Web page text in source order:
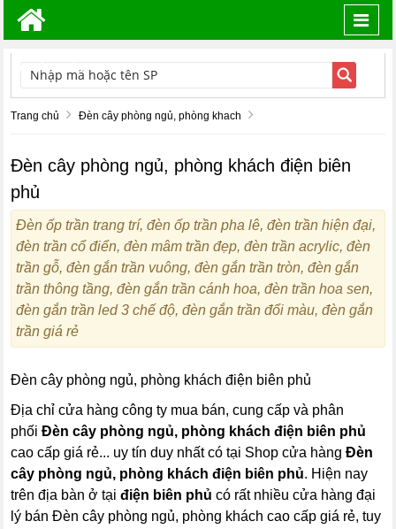
TÌM KIẾM
Trang chủ Đèn cây phòng ngủ, phòng khach
Đèn cây phòng ngủ, phòng khách điện biên
phủ
Đèn ốp trần trang trí, đèn ốp trần pha lê, đèn trần hiện đại,
đèn trần cổ điển, đèn mâm trần đẹp, đèn trần acrylic, đèn
trần gỗ, đèn gắn trần vuông, đèn gắn trần tròn, đèn gắn
trần thông tầng, đèn gắn trần cánh hoa, đèn trần hoa sen,
đèn gắn trần led 3 chế độ, đèn gắn trần đổi màu, đèn gắn
trần giá rẻ
Đèn cây phòng ngủ, phòng khách điện biên phủ
Địa chỉ cửa hàng công ty mua bán, cung cấp và phân
phốiĐèn cây phòng ngủ, phòng khách điện biên phủ
cao cấp giá rẻ... uy tín duy nhất có tại Shop cửa hàngĐèn
cây phòng ngủ, phòng kháchđiện biên phủ. Hiện nay
trên địa bàn ở tạiđiện biên phủ có rất nhiều cửa hàng đại
lý bán Đèn cây phòng ngủ, phòng khách cao cấp giá rẻ, tuy